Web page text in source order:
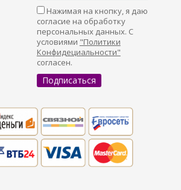
Нажимая на кнопку, я даю
согласие на обработку
персональных данных. С
условиями "Политики
Конфидециальности"
согласен.